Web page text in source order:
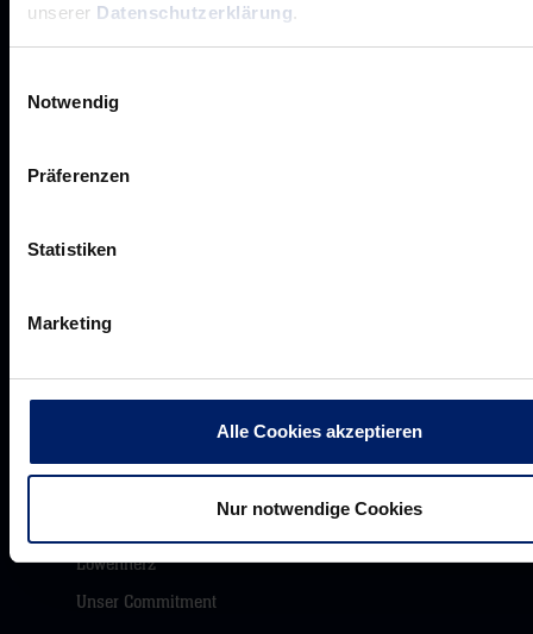
unserer Datenschutzerklärung.
Notwendig
Präferenzen
Statistiken
Marketing
Alle Cookies akzeptieren
Nur notwendige Cookies
Business-News
Wirtschaftslöwen
Akkreditierungen
Pressemeldungen
Löwenherz
Unser Commitment